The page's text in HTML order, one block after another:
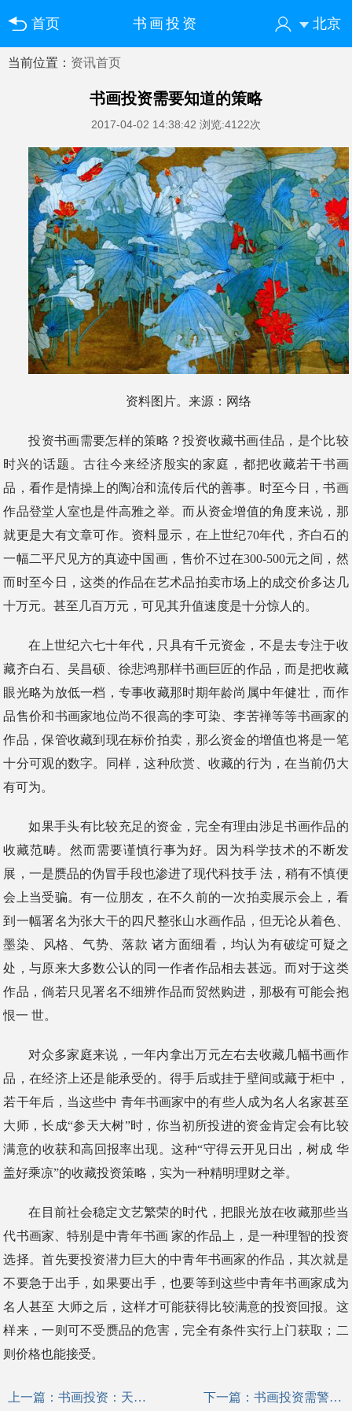
首页 北京
书画投资
您好！欢迎来到中国书画门户网
当前位置： 资讯首页
书画投资需要知道的策略
2017-04-02 14:38:42 浏览:4122次
资料图片。来源：网络
投资书画需要怎样的策略？投资收藏书画佳品，是个比较
时兴的话题。古往今来经济殷实的家庭，都把收藏若干书画
品，看作是情操上的陶冶和流传后代的善事。时至今日，书画
作品登堂人室也是件高雅之举。而从资金增值的角度来说，那
就更是大有文章可作。资料显示，在上世纪70年代，齐白石的
一幅二平尺见方的真迹中国画，售价不过在300-500元之间，然
而时至今日，这类的作品在艺术品拍卖市场上的成交价多达几
十万元。甚至几百万元，可见其升值速度是十分惊人的。
在上世纪六七十年代，只具有千元资金，不是去专注于收
藏齐白石、吴昌硕、徐悲鸿那样书画巨匠的作品，而是把收藏
眼光略为放低一档，专事收藏那时期年龄尚属中年健壮，而作
品售价和书画家地位尚不很高的李可染、李苦禅等等书画家的
作品，保管收藏到现在标价拍卖，那么资金的增值也将是一笔
十分可观的数字。同样，这种欣赏、收藏的行为，在当前仍大
有可为。
如果手头有比较充足的资金，完全有理由涉足书画作品的
收藏范畴。然而需要谨慎行事为好。因为科学技术的不断发
展，一是赝品的伪冒手段也渗进了现代科技手 法，稍有不慎便
会上当受骗。有一位朋友，在不久前的一次拍卖展示会上，看
到一幅署名为张大干的四尺整张山水画作品，但无论从着色、
墨染、风格、气势、落款 诸方面细看，均认为有破绽可疑之
处，与原来大多数公认的同一作者作品相去甚远。而对于这类
作品，倘若只见署名不细辨作品而贸然购进，那极有可能会抱
恨一 世。
对众多家庭来说，一年内拿出万元左右去收藏几幅书画作
品，在经济上还是能承受的。得手后或挂于壁间或藏于柜中，
若干年后，当这些中 青年书画家中的有些人成为名人名家甚至
大师，长成“参天大树”时，你当初所投进的资金肯定会有比较
满意的收获和高回报率出现。这种“守得云开见日出，树成 华
盖好乘凉”的收藏投资策略，实为一种精明理财之举。
在目前社会稳定文艺繁荣的时代，把眼光放在收藏那些当
代书画家、特别是中青年书画 家的作品上，是一种理智的投资
选择。首先要投资潜力巨大的中青年书画家的作品，其次就是
不要急于出手，如果要出手，也要等到这些中青年书画家成为
名人甚至 大师之后，这样才可能获得比较满意的投资回报。这
样来，一则可不受赝品的危害，完全有条件实行上门获取；二
则价格也能接受。
上一篇： 书画投资：天价与流拍并存 下一篇： 书画投资需警惕什么？